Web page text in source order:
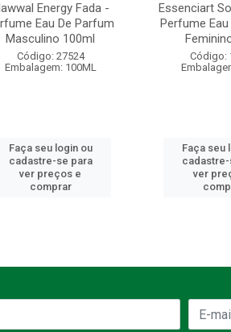
Energy Fada -
Eau De Parfum
Masculino 100ml
Código: 27524
Embalagem: 100ML
Faça seu login ou
cadastre-se para
ver preços e
comprar
Essenciart
Perfume
Código:
Faça seu
ver